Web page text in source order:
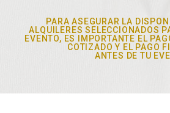
PARA ASEGURAR LA
ALQUILERES SELECCIONADOS
EVENTO, ES IMPORTANTE EL
COTIZADO Y EL PAGO
ANTES DE TU